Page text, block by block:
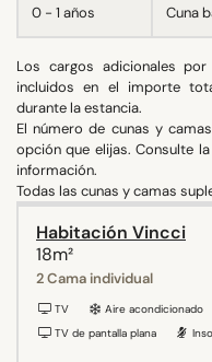
0 - 1 años Cuna
Los cargos adicionales
incluidos en el importe
durante la estancia.
El número de cunas y
opción que elijas. Consulte
información.
Todas las cunas y camas
Habitación Vincci
18m²
2 Cama individual
TV Aire acondicionado
TV de pantalla plana